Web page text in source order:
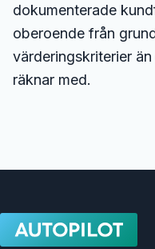
dokumenterade
oberoende från
värderingskriterier
räknar med.